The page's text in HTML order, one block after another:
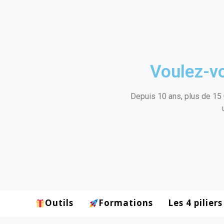
Voulez-
Depuis 10 ans, plus de
Outils Formations Les 4 piliers